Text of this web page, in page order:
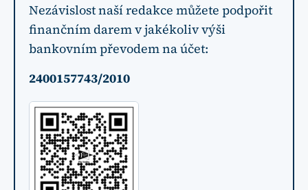
Nezávislost naší redakce můžete podpořit
finančním darem v jakékoliv výši
bankovním převodem na účet:
2400157743/2010